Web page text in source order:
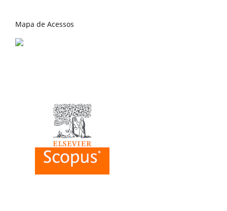
Mapa de Acessos